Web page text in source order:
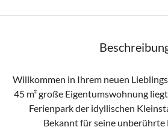
Willkommen in Ihrem neuen
45 m² große Eigentumswohnung
Ferienpark der idyllischen
Bekannt für seine unberührte